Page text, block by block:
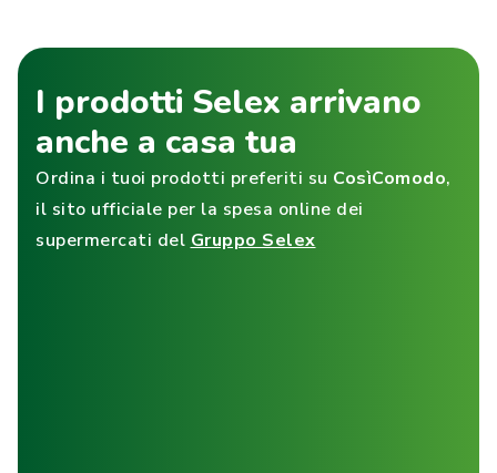
I prodotti Selex arrivano
anche a casa tua
Ordina i tuoi prodotti preferiti su CosìComodo,
il sito ufficiale per la spesa online dei
supermercati del Gruppo Selex